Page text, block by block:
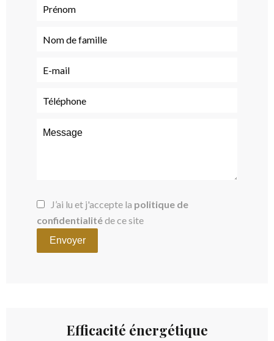
J’ai lu et j'accepte la politique de
confidentialitéde ce site
Envoyer
Efficacité énergétique